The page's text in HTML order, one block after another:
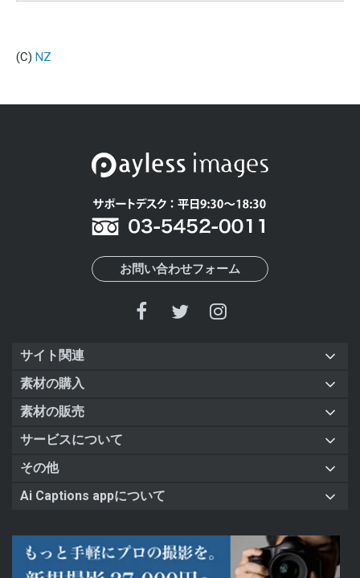
(C) NZ
お問い合わせフォーム
サイト関連
素材の購入
素材の販売
サービスについて
その他
Ai Captions appについて